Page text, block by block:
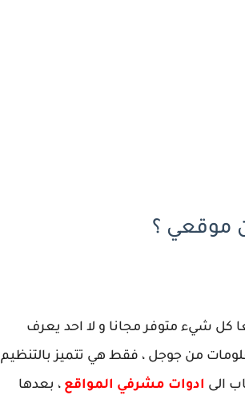
كل شيء متوفر مجانا و لا احد يعرف
من جوجل ، فقط هي تتميز بالتنظيم
الى ادوات مشرفي المواقع ، بعدها